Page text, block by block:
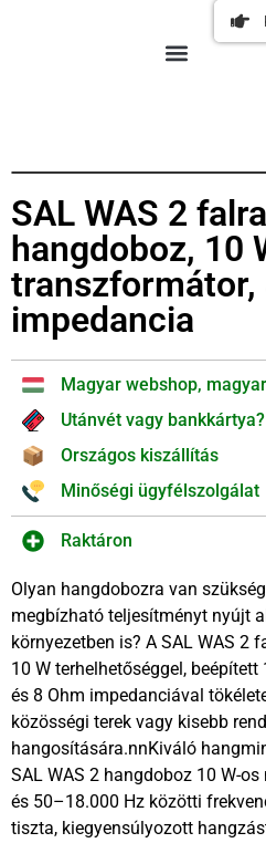
SAL WAS 2
hangdoboz, 10
transzformátor,
impedancia
Magyar webshop,
Utánvét vagy
Országos kiszállítás
Minőségi ügyfélszolgálat
Raktáron
Olyan hangdobozra van
megbízható teljesítményt nyújt
környezetben is? A SAL WAS 2
10 W terhelhetőséggel,
és 8 Ohm impedanciával
közösségi terek vagy kisebb
hangosítására.nnKiváló
SAL WAS 2 hangdoboz 10 W-
és 50–18.000 Hz közötti
tiszta, kiegyensúlyozott